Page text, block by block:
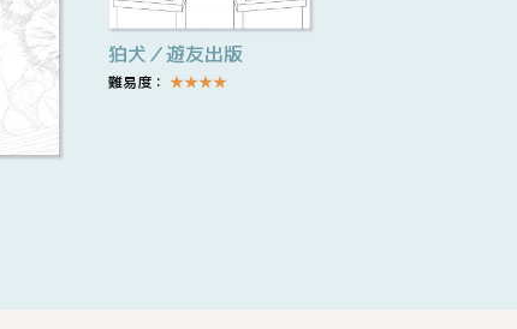
狛犬／遊友出版
難易度： ★★★★